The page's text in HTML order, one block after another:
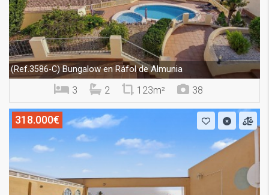
(Ref.3586-C)Bungalow en Ráfol de Almunia
3 2 123m² 38
318.000€